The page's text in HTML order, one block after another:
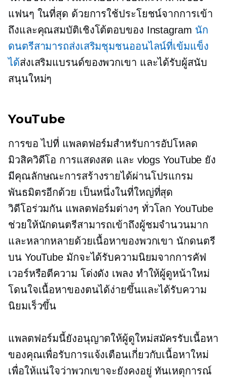
แฟนๆ ในที่สุด ด้วยการใช้ประโยชน์จากการเข้า
ถึงและคุณสมบัติเชิงโต้ตอบของ Instagram นัก
ดนตรีสามารถส่งเสริมชุมชนออนไลน์ที่เข้มแข็ง
ได้ส่งเสริมแบรนด์ของพวกเขา และได้รับผู้สนับ
สนุนใหม่ๆ
YouTube
การขอไปที่ แพลตฟอร์มสำหรับการอัปโหลด
มิวสิควิดีโอ การแสดงสด และ vlogs YouTube ยัง
มีคุณลักษณะการสร้างรายได้ผ่านโปรแกรม
พันธมิตรอีกด้วย เป็นหนึ่งในที่ใหญ่ที่สุด
วิดีโอร่วมกัน แพลตฟอร์มต่างๆ ทั่วโลก YouTube
ช่วยให้นักดนตรีสามารถเข้าถึงผู้ชมจำนวนมาก
และหลากหลายด้วยเนื้อหาของพวกเขา นักดนตรี
บน YouTube มักจะได้รับความนิยมจากการคัฟ
เวอร์หรือตีความ โด่งดัง เพลง ทำให้ผู้ดูหน้าใหม่
โดนใจเนื้อหาของตนได้ง่ายขึ้นและได้รับความ
นิยมเร็วขึ้น
แพลตฟอร์มนี้ยังอนุญาตให้ผู้ดูใหม่สมัครรับเนื้อหา
ของคุณเพื่อรับการแจ้งเตือนเกี่ยวกับเนื้อหาใหม่
เพื่อให้แน่ใจว่าพวกเขาจะยังคงอยู่ทันเหตุการณ์